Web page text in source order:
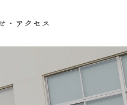
・アクセス